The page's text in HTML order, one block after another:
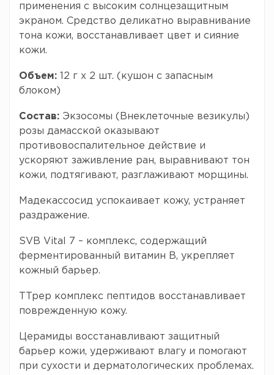
применения с высоким солнцезащитным
экраном. Средство деликатно выравнивание
тона кожи, восстанавливает цвет и сияние
кожи.
Объем:
12 г х 2 шт. (кушон с запасным
блоком)
Состав: Экзосомы (Внеклеточные везикулы)
розы дамасской оказывают
противовоспалительное действие и
ускоряют заживление ран, выравнивают тон
кожи, подтягивают, разглаживают морщины.
Мадекассосид успокаивает кожу, устраняет
раздражение.
SVB Vital 7 – комплекс, содержащий
ферментированный витамин B, укрепляет
кожный барьер.
TTpep комплекс пептидов восстанавливает
поврежденную кожу.
Церамиды восстанавливают защитный
барьер кожи, удерживают влагу и помогают
при сухости и дерматологических проблемах.